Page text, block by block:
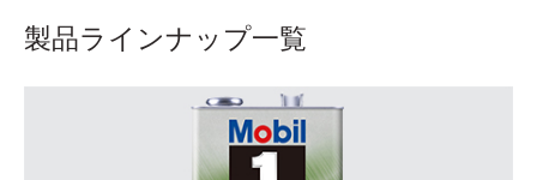
製品ラインナップ一覧